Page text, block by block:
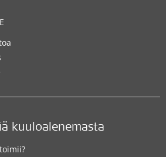
kuuloalenemasta